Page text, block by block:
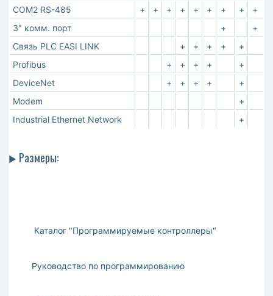
COM2 RS-485
+ + + + + + + +
+
3" комм. порт
+
+
Связь PLC EASI LINK
+ + + +
+
Profibus
+ + + +
+
DeviceNet
+ + + +
+
Modem
+
Industrial Ethernet Network
+
► Размеры:
Каталог "Программируемые контроллеры"
Руководство по программированию